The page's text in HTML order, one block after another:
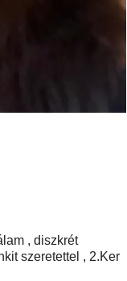
, diszkrét
szeretettel , 2.Ker